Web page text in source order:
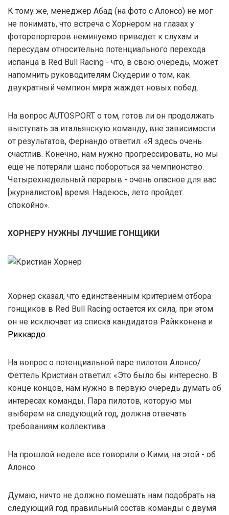
К тому же, менеджер Абад (на фото с Алонсо) не мог
не понимать, что встреча с Хорнером на глазах у
фоторепортеров неминуемо приведет к слухам и
пересудам относительно потенциального перехода
испанца в Red Bull Racing - что, в свою очередь, может
напомнить руководителям Скудерии о том, как
двукратный чемпион мира жаждет новых побед.
На вопрос AUTOSPORT о том, готов ли он продолжать
выступать за итальянскую команду, вне зависимости
от результатов, Фернандо ответил: «Я здесь очень
счастлив. Конечно, нам нужно прогрессировать, но мы
еще не потеряли шанс побороться за чемпионство.
Четырехнедельный перерыв - очень опасное для вас
[журналистов] время. Надеюсь, лето пройдет
спокойно».
ХОРНЕРУ НУЖНЫ ЛУЧШИЕ ГОНЩИКИ
Хорнер сказал, что единственным критерием отбора
гонщиков в Red Bull Racing остается их сила, при этом
он не исключает из списка кандидатов Райкконена и
Риккардо.
На вопрос о потенциальной паре пилотов Алонсо/
Феттель Кристиан ответил: «Это было бы интересно. В
конце концов, нам нужно в первую очередь думать об
интересах команды. Пара пилотов, которую мы
выберем на следующий год, должна отвечать
требованиям коллектива.
На прошлой неделе все говорили о Кими, на этой - об
Алонсо.
Думаю, ничто не должно помешать нам подобрать на
следующий год правильный состав команды с двумя